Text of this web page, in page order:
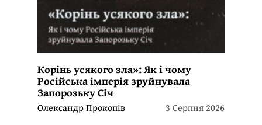
Корінь усякого зла»: Як і чому
Російська імперія зруйнувала
Запорозьку Січ
Олександр Прокопів 3 Серпня 2026